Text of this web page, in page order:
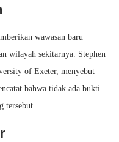
wawasan baru
wilayah sekitarnya. Stephen
of Exeter, menyebut
bahwa tidak ada bukti
tersebut.